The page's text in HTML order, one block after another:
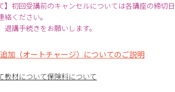
】初回受講前のキャンセルについては各講座の締切日
ください。
講手続きをお願いします。
加（オートチャージ）についてのご説明
教材について保険料について